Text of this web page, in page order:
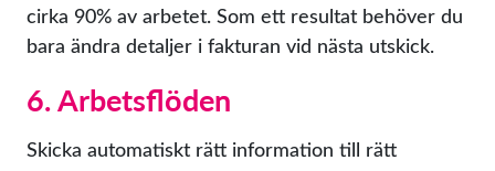
cirka 90% av arbetet. Som ett resultat behöver du
bara ändra detaljer i fakturan vid nästa utskick.
6. Arbetsflöden
Skicka automatiskt rätt information till rätt